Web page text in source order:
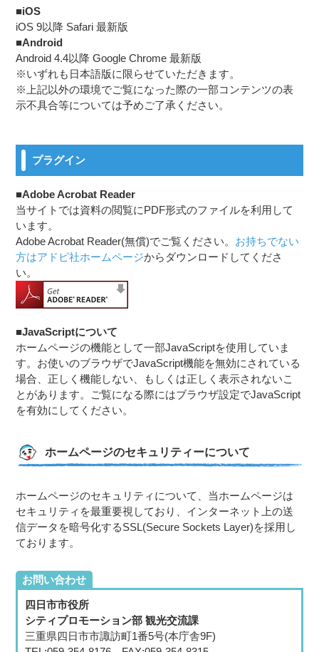
■iOS
iOS 9以降 Safari 最新版
■Android
Android 4.4以降 Google Chrome 最新版
※いずれも日本語版に限らせていただきます。
※上記以外の環境でご覧になった際の一部コンテンツの表
示不具合等については予めご了承ください。
プラグイン
■Adobe Acrobat Reader
当サイトでは資料の閲覧にPDF形式のファイルを利用して
います。
Adobe Acrobat Reader(無償)でご覧ください。 お持ちでない
方はアドビ社ホームページからダウンロードしてくださ
い。
■JavaScriptについて
ホームページの機能として一部JavaScriptを使用していま
す。お使いのブラウザでJavaScript機能を無効にされている
場合、正しく機能しない、もしくは正しく表示されないこ
とがあります。ご覧になる際にはブラウザ設定でJavaScript
を有効にしてください。
ホームページのセキュリティーについて
ホームページのセキュリティについて、当ホームページは
セキュリティを最重要視しており、インターネット上の送
信データを暗号化するSSL(Secure Sockets Layer)を採用し
ております。
お問い合わせ
四日市市役所
シティプロモーション部 観光交流課
三重県四日市市諏訪町1番5号(本庁舎9F)